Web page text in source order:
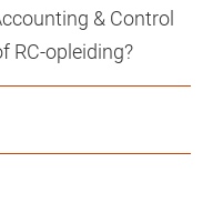
& Control
RC-opleiding?